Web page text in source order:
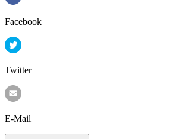
Facebook
Twitter
E-Mail